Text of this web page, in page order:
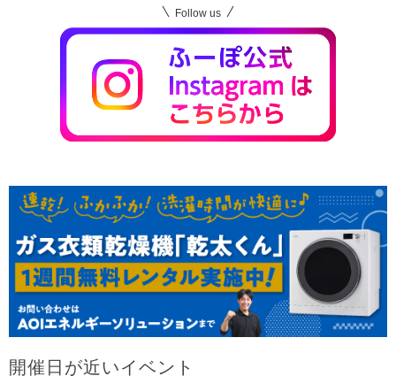
Follow us
開催日が近いイベント